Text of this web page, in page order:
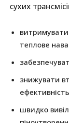
сухих
витримувати
теплове
знижувати
швидко